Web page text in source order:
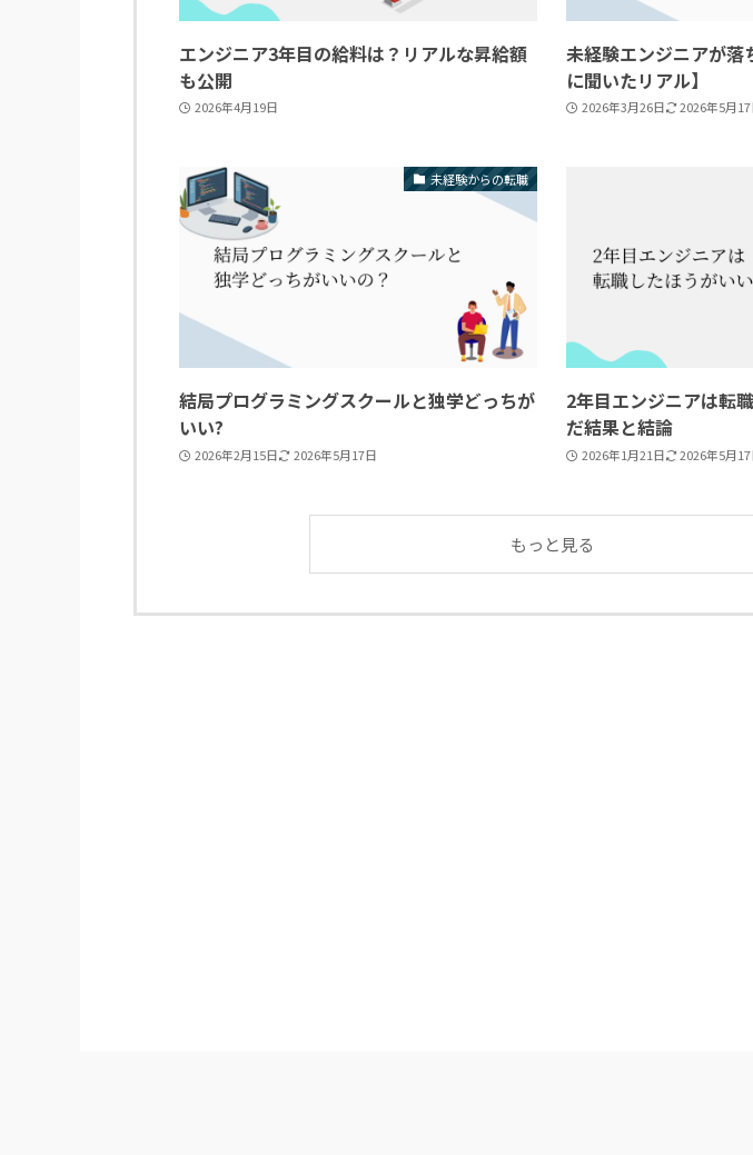
エンジニア3年目の給料は？リアルな昇給額
も公開
2026年4月19日
未経験エンジニアが落
に聞いたリアル】
2026年3月26日 2026年5月17
未経験からの転職
結局プログラミングスクールと独学どっちが
いい?
2026年2月15日 2026年5月17日
2年目エンジニアは転
だ結果と結論
2026年1月21日 2026年5月17
もっと見る